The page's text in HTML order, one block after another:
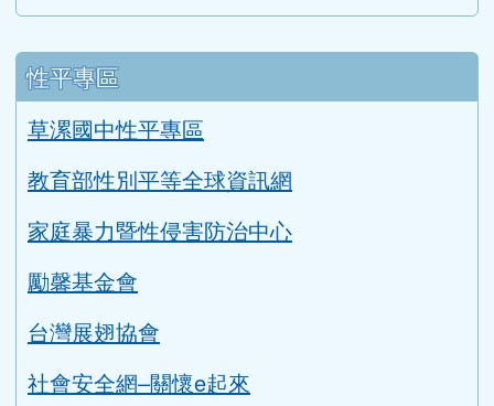
性平專區
草漯國中性平專區
教育部性別平等全球資訊網
家庭暴力暨性侵害防治中心
勵馨基金會
台灣展翅協會
社會安全網–關懷e起來